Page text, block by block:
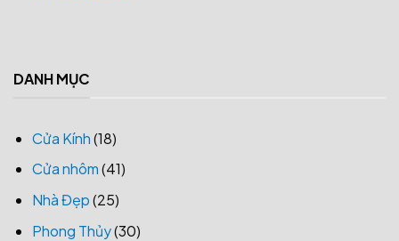
DANH MỤC
Cửa Kính(18)
Cửa nhôm(41)
Nhà Đẹp(25)
Phong Thủy(30)